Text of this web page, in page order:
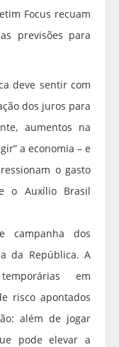
Focus recuam
previsões para
deve sentir com
dos juros para
aumentos na
a economia – e
o gasto
o Auxílio Brasil
campanha dos
da República. A
em
risco apontados
além de jogar
pode elevar a